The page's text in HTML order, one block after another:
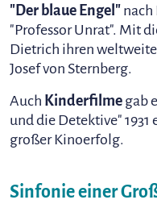
"Der blaue Engel" nach
"Professor Unrat". Mit
Dietrich ihren
Josef von Sternberg.
Auch Kinderfilme gab
und die Detektive"
großer Kinoerfolg.
Sinfonie einer